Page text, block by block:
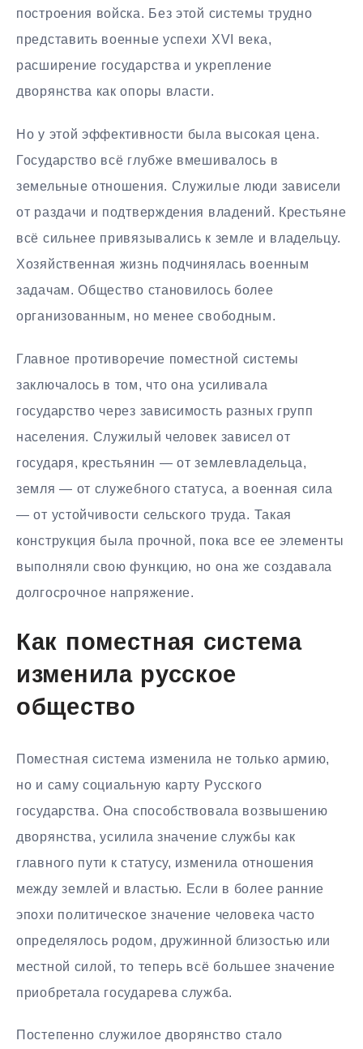
построения войска. Без этой системы трудно
представить военные успехи XVI века,
расширение государства и укрепление
дворянства как опоры власти.
Но у этой эффективности была высокая цена.
Государство всё глубже вмешивалось в
земельные отношения. Служилые люди зависели
от раздачи и подтверждения владений. Крестьяне
всё сильнее привязывались к земле и владельцу.
Хозяйственная жизнь подчинялась военным
задачам. Общество становилось более
организованным, но менее свободным.
Главное противоречие поместной системы
заключалось в том, что она усиливала
государство через зависимость разных групп
населения. Служилый человек зависел от
государя, крестьянин — от землевладельца,
земля — от служебного статуса, а военная сила
— от устойчивости сельского труда. Такая
конструкция была прочной, пока все ее элементы
выполняли свою функцию, но она же создавала
долгосрочное напряжение.
Как поместная система
изменила русское
общество
Поместная система изменила не только армию,
но и саму социальную карту Русского
государства. Она способствовала возвышению
дворянства, усилила значение службы как
главного пути к статусу, изменила отношения
между землей и властью. Если в более ранние
эпохи политическое значение человека часто
определялось родом, дружинной близостью или
местной силой, то теперь всё большее значение
приобретала государева служба.
Постепенно служилое дворянство стало